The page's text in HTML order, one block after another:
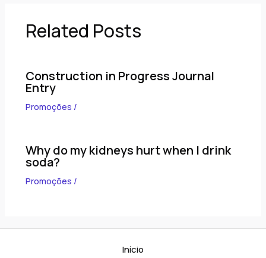
Related Posts
Construction in Progress Journal
Entry
Promoções /
Why do my kidneys hurt when I drink
soda?
Promoções /
Início